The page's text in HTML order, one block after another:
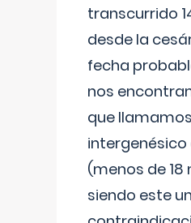
transcurrido
desde la
fecha
nos
que
(menos de 18
siendo este